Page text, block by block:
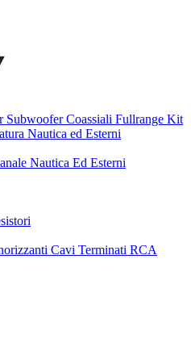
SubwooferCoassiali Fullrange Kit
Nautica ed Esterni
Nautica Ed Esterni
Cavi Terminati RCA